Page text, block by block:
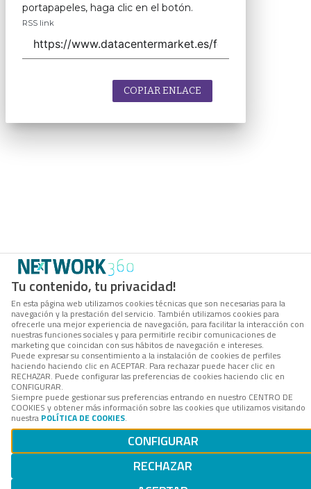
Tu contenido, tu privacidad!
En esta página web utilizamos cookies técnicas que son necesarias para la
navegación y la prestación del servicio. También utilizamos cookies para
ofrecerle una mejor experiencia de navegación, para facilitar la interacción con
nuestras funciones sociales y para permitirle recibir comunicaciones de
marketing que coincidan con sus hábitos de navegación e intereses.
Puede expresar su consentimiento a la instalación de cookies de perfiles
haciendo haciendo clic en ACEPTAR. Para rechazar puede hacer clic en
RECHAZAR. Puede configurar las preferencias de cookies haciendo clic en
CONFIGURAR.
Siempre puede gestionar sus preferencias entrando en nuestro CENTRO DE
COOKIES y obtener más información sobre las cookies que utilizamos visitando
nuestra POLÍTICA DE COOKIES.
CONFIGURAR
RECHAZAR
portapapeles, haga clic en el botón.
RSS link
COPIAR ENLACE